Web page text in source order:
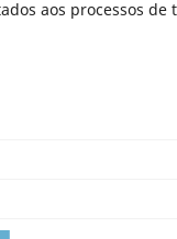
aos processos